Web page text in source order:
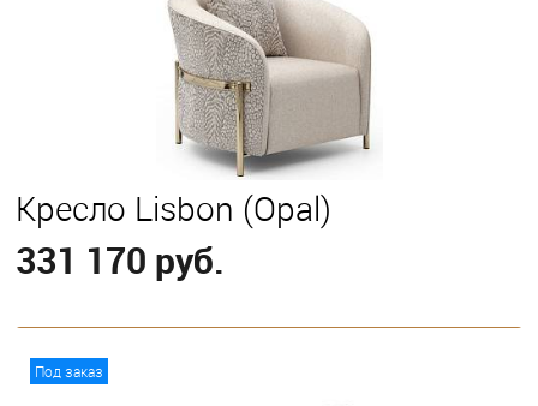
Кресло Lisbon (Opal)
331 170 руб.
Под заказ